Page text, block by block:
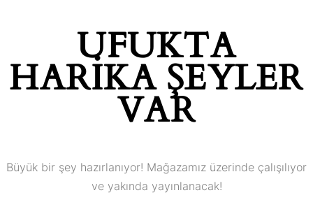
UFUKTA
HARIKA ŞEYLER
VAR
Büyük bir şey hazırlanıyor! Mağazamız üzerinde çalışılıyor
ve yakında yayınlanacak!